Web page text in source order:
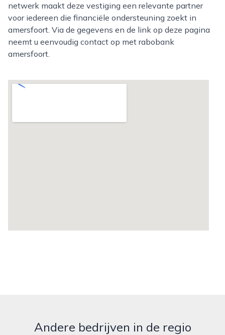
netwerk maakt deze vestiging een relevante partner
voor iedereen die financiële ondersteuning zoekt in
amersfoort. Via de gegevens en de link op deze pagina
neemt u eenvoudig contact op met rabobank
amersfoort.
Andere bedrijven in de regio